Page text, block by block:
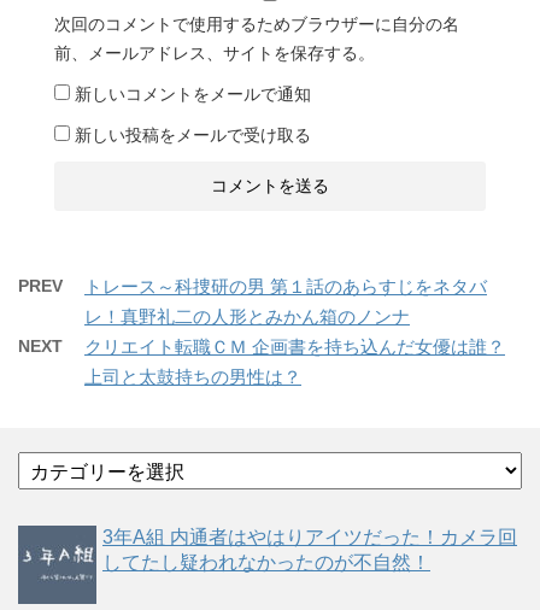
次回のコメントで使用するためブラウザーに自分の名
前、メールアドレス、サイトを保存する。
新しいコメントをメールで通知
新しい投稿をメールで受け取る
PREV
トレース～科捜研の男 第１話のあらすじをネタバ
レ！真野礼二の人形とみかん箱のノンナ
NEXT
クリエイト転職ＣＭ 企画書を持ち込んだ女優は誰？
上司と太鼓持ちの男性は？
テ
ー
3年A組 内通者はやはりアイツだった！カメラ回
してたし疑われなかったのが不自然！